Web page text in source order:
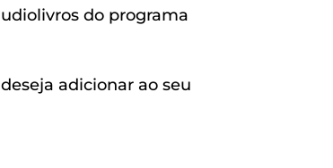
do programa
adicionar ao seu